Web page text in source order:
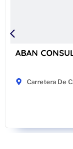
ABAN
Carretera De